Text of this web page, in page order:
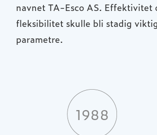
navnet TA-Esco AS. Effektivitet
fleksibilitet skulle bli stadig
parametre.